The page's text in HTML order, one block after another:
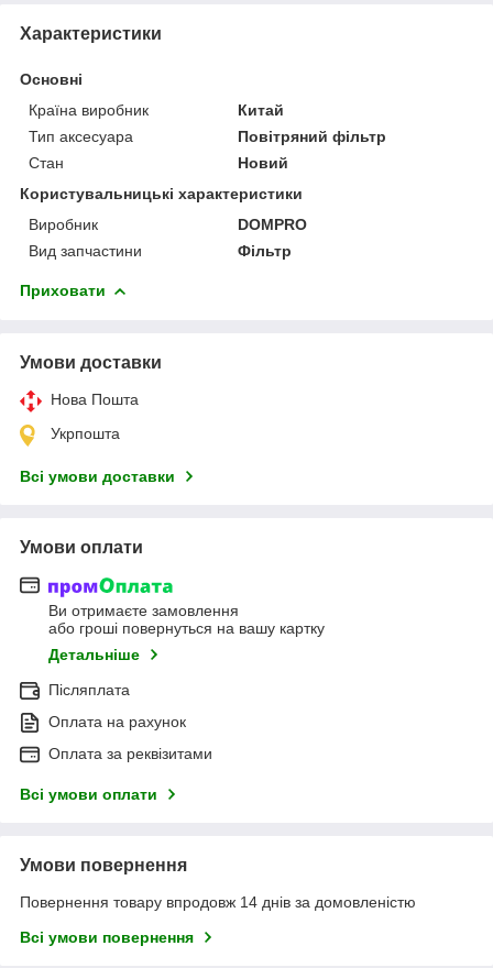
Характеристики
Основні
Країна виробник
Китай
Тип аксесуара
Повітряний фільтр
Стан
Новий
Користувальницькі характеристики
Виробник
DOMPRO
Вид запчастини
Фільтр
Приховати
Умови доставки
Нова Пошта
Укрпошта
Всі умови доставки
Умови оплати
Ви отримаєте замовлення
або гроші повернуться на вашу картку
Детальніше
Післяплата
Оплата на рахунок
Оплата за реквізитами
Всі умови оплати
Умови повернення
Повернення товару впродовж 14 днів за домовленістю
Всі умови повернення